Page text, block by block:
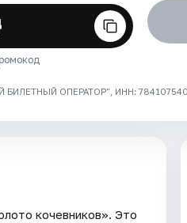
ОПЕРАТОР", ИНН: 7841075409
кочевников». Это